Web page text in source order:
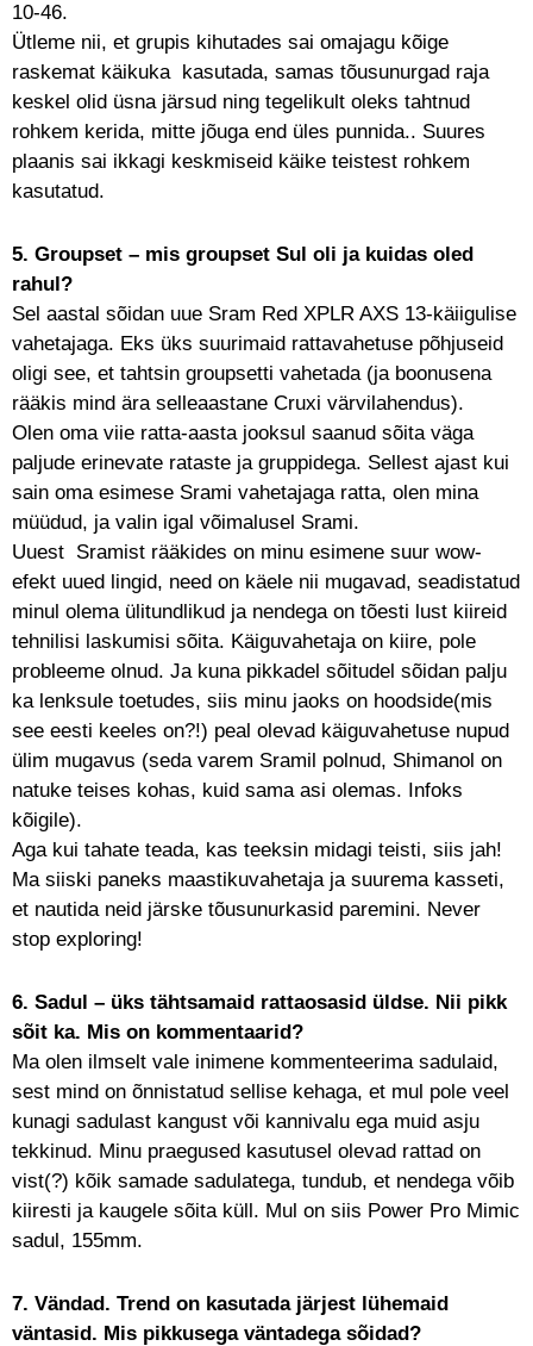
10-46.
Ütleme nii, et grupis kihutades sai omajagu kõige
raskemat käikuka kasutada, samas tõusunurgad raja
keskel olid üsna järsud ning tegelikult oleks tahtnud
rohkem kerida, mitte jõuga end üles punnida.. Suures
plaanis sai ikkagi keskmiseid käike teistest rohkem
kasutatud.
5. Groupset – mis groupset Sul oli ja kuidas oled
rahul?
Sel aastal sõidan uue Sram Red XPLR AXS 13-käiigulise
vahetajaga. Eks üks suurimaid rattavahetuse põhjuseid
oligi see, et tahtsin groupsetti vahetada (ja boonusena
rääkis mind ära selleaastane Cruxi värvilahendus).
Olen oma viie ratta-aasta jooksul saanud sõita väga
paljude erinevate rataste ja gruppidega. Sellest ajast kui
sain oma esimese Srami vahetajaga ratta, olen mina
müüdud, ja valin igal võimalusel Srami.
Uuest Sramist rääkides on minu esimene suur wow-
efekt uued lingid, need on käele nii mugavad, seadistatud
minul olema ülitundlikud ja nendega on tõesti lust kiireid
tehnilisi laskumisi sõita. Käiguvahetaja on kiire, pole
probleeme olnud. Ja kuna pikkadel sõitudel sõidan palju
ka lenksule toetudes, siis minu jaoks on hoodside(mis
see eesti keeles on?!) peal olevad käiguvahetuse nupud
ülim mugavus (seda varem Sramil polnud, Shimanol on
natuke teises kohas, kuid sama asi olemas. Infoks
kõigile).
Aga kui tahate teada, kas teeksin midagi teisti, siis jah!
Ma siiski paneks maastikuvahetaja ja suurema kasseti,
et nautida neid järske tõusunurkasid paremini. Never
stop exploring!
6. Sadul – üks tähtsamaid rattaosasid üldse. Nii pikk
sõit ka. Mis on kommentaarid?
Ma olen ilmselt vale inimene kommenteerima sadulaid,
sest mind on õnnistatud sellise kehaga, et mul pole veel
kunagi sadulast kangust või kannivalu ega muid asju
tekkinud. Minu praegused kasutusel olevad rattad on
vist(?) kõik samade sadulatega, tundub, et nendega võib
kiiresti ja kaugele sõita küll. Mul on siis Power Pro Mimic
sadul, 155mm.
7. Vändad. Trend on kasutada järjest lühemaid
väntasid. Mis pikkusega väntadega sõidad?